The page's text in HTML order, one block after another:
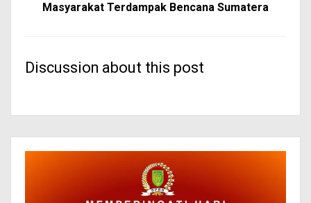
Masyarakat Terdampak Bencana Sumatera
Discussion about this post